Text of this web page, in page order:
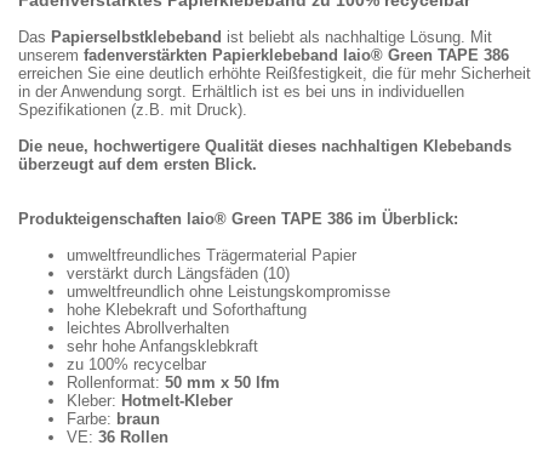
Das Papierselbstklebeband ist beliebt als nachhaltige Lösung. Mit
unserem fadenverstärkten Papierklebeband laio® Green TAPE 386
erreichen Sie eine deutlich erhöhte Reißfestigkeit, die für mehr Sicherheit
in der Anwendung sorgt. Erhältlich ist es bei uns in individuellen
Spezifikationen (z.B. mit Druck).
Die neue, hochwertigere Qualität dieses nachhaltigen Klebebands
überzeugt auf dem ersten Blick.
Produkteigenschaften laio® Green TAPE 386 im Überblick:
umweltfreundliches Trägermaterial Papier
verstärkt durch Längsfäden (10)
umweltfreundlich ohne Leistungskompromisse
hohe Klebekraft und Soforthaftung
leichtes Abrollverhalten
sehr hohe Anfangsklebkraft
zu 100% recycelbar
Rollenformat: 50 mm x 50 lfm
Kleber: Hotmelt-Kleber
Farbe: braun
VE: 36 Rollen